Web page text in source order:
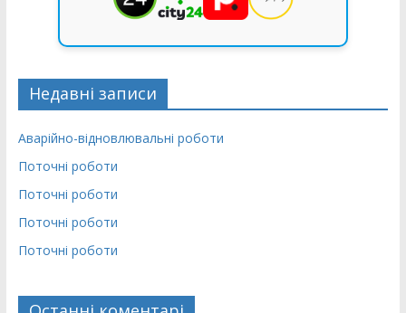
Недавні записи
Аварійно-відновлювальні роботи
Поточні роботи
Поточні роботи
Поточні роботи
Поточні роботи